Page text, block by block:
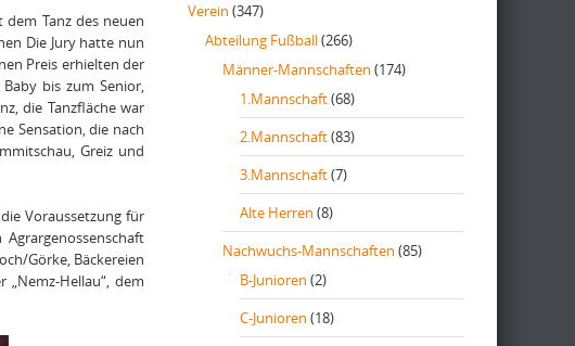
Tanz des neuen
Die Jury hatte nun
Preis erhielten der
bis zum Senior,
die Tanzfläche war
Sensation, die nach
Greiz und
Voraussetzung für
Görke, Bäckereien
Hellau“, dem
Verein (347)
Abteilung Fußball(266)
Männer-Mannschaften (174)
1.Mannschaft(68)
2.Mannschaft(83)
3.Mannschaft(7)
Alte Herren (8)
Nachwuchs-Mannschaften (85)
B-Junioren (2)
C-Junioren (18)